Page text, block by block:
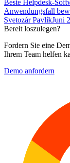
Beste Helpdesk-
Anwendungsfall
Svetozár PavlíkJuni
Bereit loszulegen?
Fordern Sie eine
Ihrem Team helfen
Demo anfordern